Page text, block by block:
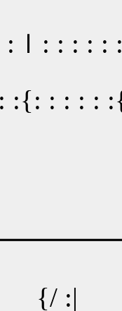
: : : : :
: : : :
{/